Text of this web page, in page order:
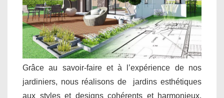
Grâce au savoir-faire et à l’expérience de nos
jardiniers, nous réalisons de jardins esthétiques
aux styles et designs cohérents et harmonieux.